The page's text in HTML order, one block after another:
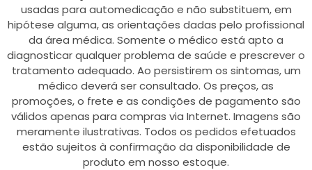
usadas para automedicação e não substituem, em
hipótese alguma, as orientações dadas pelo profissional
da área médica. Somente o médico está apto a
diagnosticar qualquer problema de saúde e prescrever o
tratamento adequado. Ao persistirem os sintomas, um
médico deverá ser consultado. Os preços, as
promoções, o frete e as condições de pagamento são
válidos apenas para compras via Internet. Imagens são
meramente ilustrativas. Todos os pedidos efetuados
estão sujeitos à confirmação da disponibilidade de
produto em nosso estoque.